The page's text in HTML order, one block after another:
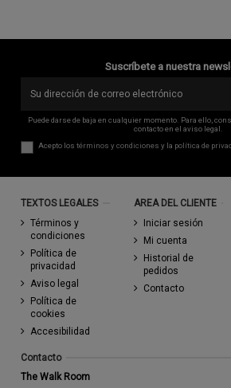
Suscríbete a nuestra
Puede darse de baja en cualquier momento. Para ello,
contacto en el aviso legal.
Acepto lostérminos y condiciones y la política de
TEXTOS LEGALES
Términos y
condiciones
Política de
privacidad
Aviso legal
Política de
cookies
Accesibilidad
AREA DEL CLIENTE
Iniciar sesión
Mi cuenta
Historial de
pedidos
Contacto
Contacto
The Walk Room